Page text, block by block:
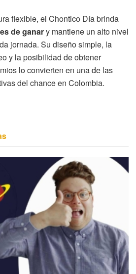
flexible, el Chontico Día brinda
de ganary mantiene un alto nivel
jornada. Su diseño simple, la
y la posibilidad de obtener
lo convierten en una de las
del chance en Colombia.